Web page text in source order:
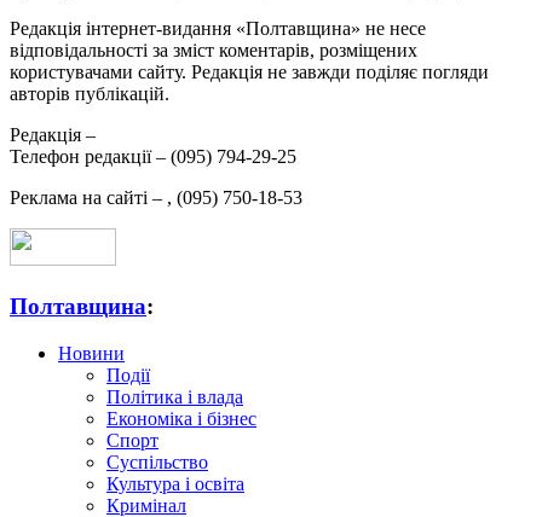
Редакція інтернет-видання «Полтавщина» не несе
відповідальності за зміст коментарів, розміщених
користувачами сайту. Редакція не завжди поділяє погляди
авторів публікацій.
Редакція –
Телефон редакції – (095) 794-29-25
Реклама на сайті – , (095) 750-18-53
Полтавщина:
Новини
Події
Політика і влада
Економіка і бізнес
Спорт
Суспільство
Культура і освіта
Кримінал